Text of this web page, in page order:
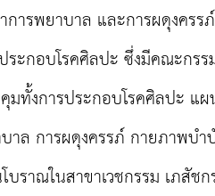
การพยาบาล และการผดุงคร
ระกอบโรคศิลปะ ซึ่งมีคณะกร
มทั้งการประกอบโรคศิลปะ แ
าล การผดุงครรภ์ กายภาพบ
บราณในสาขาเวชกรรม เภสั